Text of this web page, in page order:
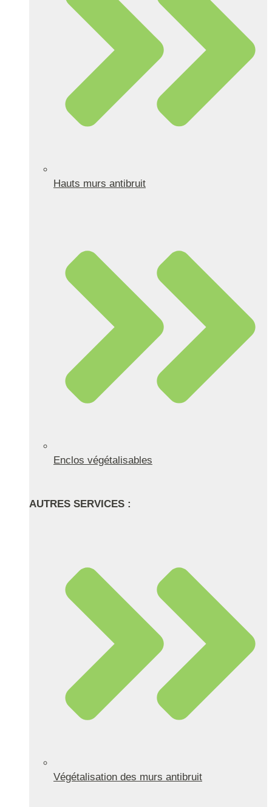
Hauts murs antibruit
Enclos végétalisables
AUTRES SERVICES :
Végétalisation des murs antibruit